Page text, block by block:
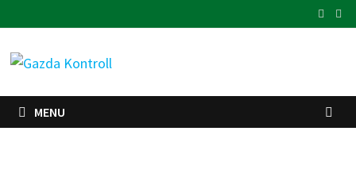
to
content
MENU